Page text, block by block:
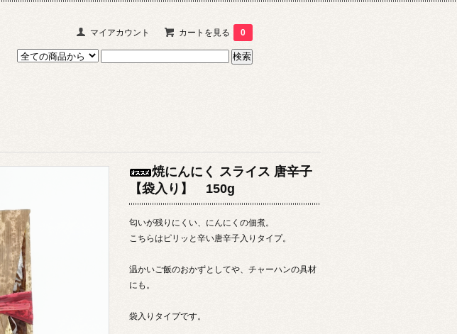
マイアカウント カートを見る 0
焼にんにく スライス 唐辛子
【袋入り】 150g
匂いが残りにくい、にんにくの佃煮。
こちらはピリッと辛い唐辛子入りタイプ。
温かいご飯のおかずとしてや、チャーハンの具材
にも。
袋入りタイプです。